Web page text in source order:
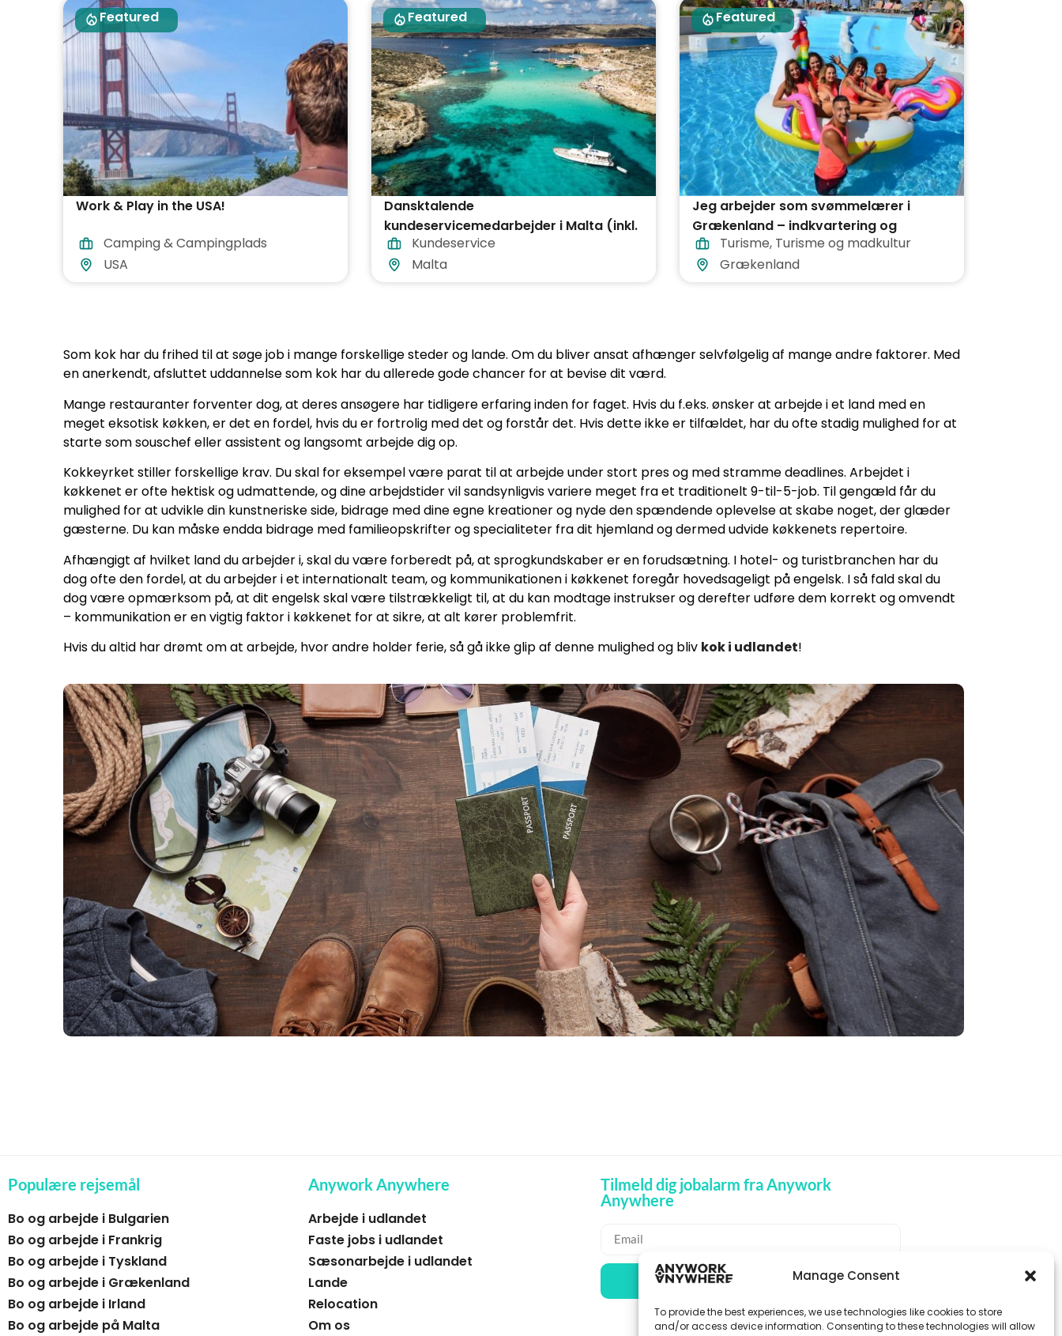
Manage Consent
To provide the best experiences, we use technologies like cookies to store
and/or access device information. Consenting to these technologies will allow
Featured
Work & Play in the USA!
Camping & Campingplads
USA
Featured
Dansktalende
kundeservicemedarbejder i Malta (inkl.
fly og logi)
Kundeservice
Malta
Featured
Jeg arbejder som svømmelærer i
Grækenland – indkvartering og
måltider er inkluderet i prisen
Turisme, Turisme og madkultur
Grækenland
Som kok har du frihed til at søge job i mange forskellige steder og lande. Om du bliver ansat afhænger selvfølgelig af mange andre faktorer. Med
en anerkendt, afsluttet uddannelse som kok har du allerede gode chancer for at bevise dit værd.
Mange restauranter forventer dog, at deres ansøgere har tidligere erfaring inden for faget. Hvis du f.eks. ønsker at arbejde i et land med en
meget eksotisk køkken, er det en fordel, hvis du er fortrolig med det og forstår det. Hvis dette ikke er tilfældet, har du ofte stadig mulighed for at
starte som souschef eller assistent og langsomt arbejde dig op.
Kokkeyrket stiller forskellige krav. Du skal for eksempel være parat til at arbejde under stort pres og med stramme deadlines. Arbejdet i
køkkenet er ofte hektisk og udmattende, og dine arbejdstider vil sandsynligvis variere meget fra et traditionelt 9-til-5-job. Til gengæld får du
mulighed for at udvikle din kunstneriske side, bidrage med dine egne kreationer og nyde den spændende oplevelse at skabe noget, der glæder
gæsterne. Du kan måske endda bidrage med familieopskrifter og specialiteter fra dit hjemland og dermed udvide køkkenets repertoire.
Afhængigt af hvilket land du arbejder i, skal du være forberedt på, at sprogkundskaber er en forudsætning. I hotel- og turistbranchen har du
dog ofte den fordel, at du arbejder i et internationalt team, og kommunikationen i køkkenet foregår hovedsageligt på engelsk. I så fald skal du
dog være opmærksom på, at dit engelsk skal være tilstrækkeligt til, at du kan modtage instrukser og derefter udføre dem korrekt og omvendt
– kommunikation er en vigtig faktor i køkkenet for at sikre, at alt kører problemfrit.
Hvis du altid har drømt om at arbejde, hvor andre holder ferie, så gå ikke glip af denne mulighed og bliv kok i udlandet!
Populære rejsemål
Bo og arbejde i Bulgarien
Bo og arbejde i Frankrig
Bo og arbejde i Tyskland
Bo og arbejde i Grækenland
Bo og arbejde i Irland
Bo og arbejde på Malta
Anywork Anywhere
Arbejde i udlandet
Faste jobs i udlandet
Sæsonarbejde i udlandet
Lande
Relocation
Om os
Tilmeld dig jobalarm fra Anywork
Anywhere
🌞 MODTAG JOBADVARSLER